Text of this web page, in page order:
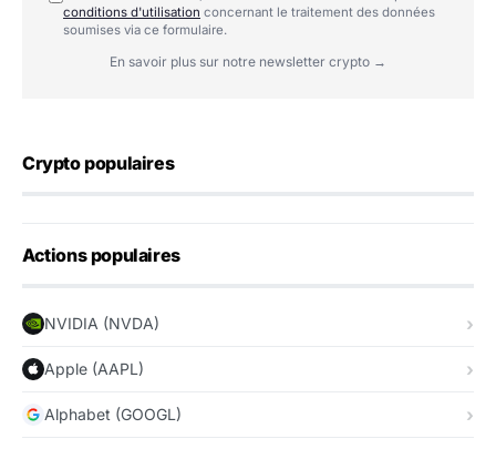
conditions d'utilisation concernant le traitement des données
soumises via ce formulaire.
En savoir plus sur notre newsletter crypto →
Crypto populaires
Actions populaires
NVIDIA (NVDA)
Apple (AAPL)
Alphabet (GOOGL)